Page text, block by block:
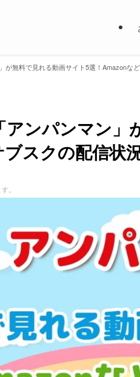
が無料で見れる動画サイト5選！Amazonな
ンパンマン」
スクの配信状
。